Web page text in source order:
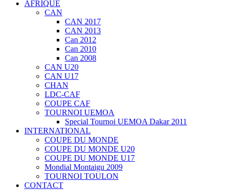
AFRIQUE
CAN
CAN 2017
CAN 2013
Can 2012
Can 2010
Can 2008
CAN U20
CAN U17
CHAN
LDC-CAF
COUPE CAF
TOURNOI UEMOA
Special Tournoi UEMOA Dakar 2011
INTERNATIONAL
COUPE DU MONDE
COUPE DU MONDE U20
COUPE DU MONDE U17
Mondial Montaigu 2009
TOURNOI TOULON
CONTACT